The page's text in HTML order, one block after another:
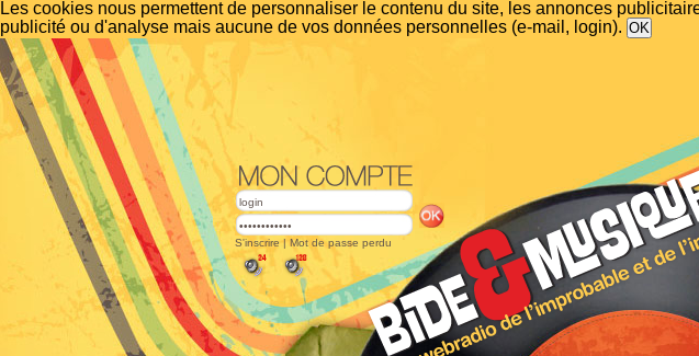
Les cookies nous permettent de personnaliser le contenu du site, les annonces
publicité ou d'analyse mais aucune de vos données personnelles (e-mail, login).
S'inscrire | Mot de passe perdu